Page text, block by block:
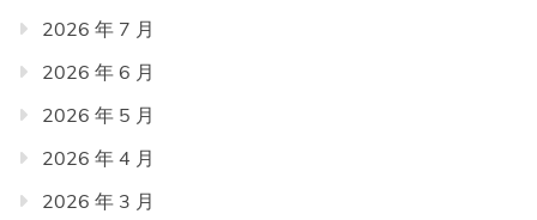
2026 年 7 月
2026 年 6 月
2026 年 5 月
2026 年 4 月
2026 年 3 月